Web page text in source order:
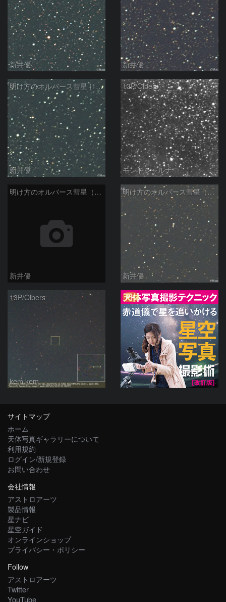
新井優 新井優
明け方のオルバース彗星 (13P)：2025/02/05
新井優
13P/Olbers
モンドシャルナ
明け方のオルバース彗星（13P)：2025/01/30
新井優
明け方のオルバース彗星（13P)：2025/01/27
新井優
13P/Olbers
kem.kem
PR
サイトマップ
ホーム
天体写真ギャラリーについて
利用規約
ログイン/新規登録
お問い合わせ
会社情報
アストロアーツ
製品情報
星ナビ
星空ガイド
オンラインショップ
プライバシー・ポリシー
Follow
アストロアーツ
Twitter
YouTube